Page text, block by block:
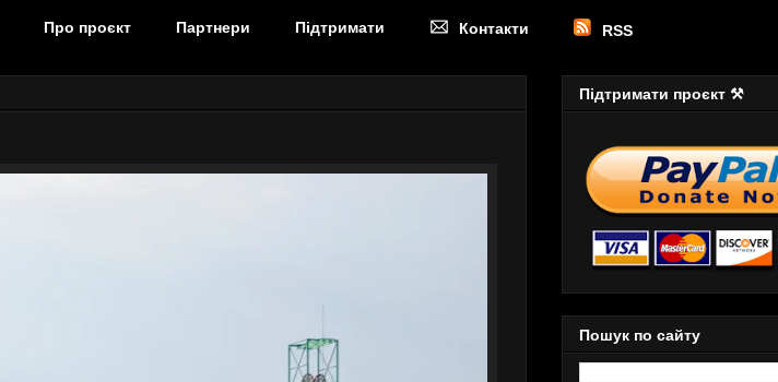
Про проєкт Партнери Підтримати Контакти RSS
Підтримати проєкт ⚒
Пошук по сайту